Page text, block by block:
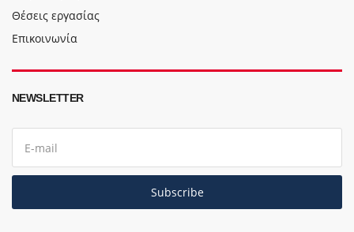
Θέσεις εργασίας
Επικοινωνία
NEWSLETTER
E
d
Subscribe